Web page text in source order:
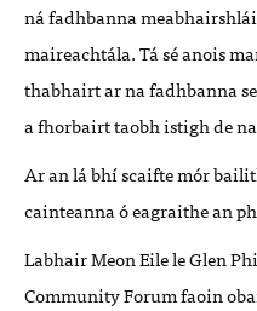
ná fadhbanna
maireachtála. Tá sé anois
thabhairt ar na fadhbanna
a fhorbairt taobh istigh de
Ar an lá bhí scaifte mór
cainteanna ó eagraithe an
Labhair Meon Eile le Glen
Community Forum faoin